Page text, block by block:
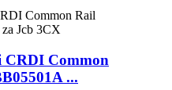
Common
...